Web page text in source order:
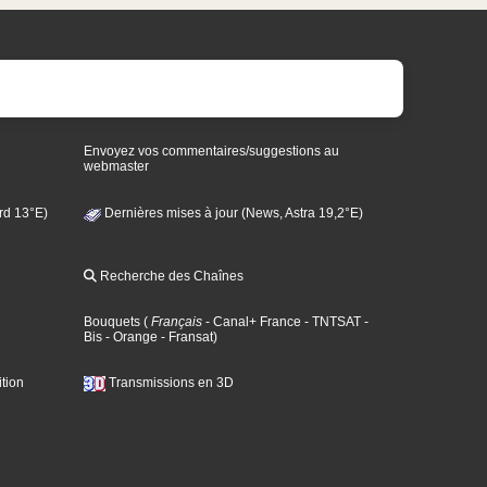
Envoyez vos commentaires/suggestions au
webmaster
13°E) Dernières mises à jour (News, Astra 19,2°E)
Recherche des Chaînes
Bouquets ( Français - Canal+ France - TNTSAT -
Bis - Orange - Fransat)
Transmissions en 3D